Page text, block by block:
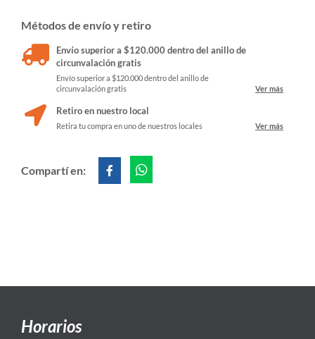
Métodos de envío y retiro
Envío superior a $120.000 dentro del anillo de
circunvalación gratis
Envío superior a $120.000 dentro del anillo de
circunvalación gratis
Ver más
Retiro en nuestro local
Retira tu compra en uno de nuestros locales Ver más
Compartí en:
Horarios